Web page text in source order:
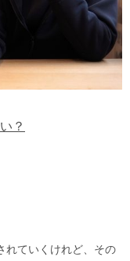
？
れていくけれど、その